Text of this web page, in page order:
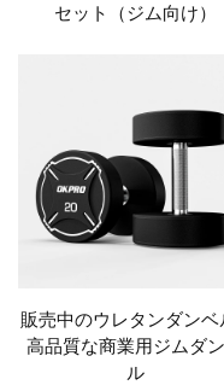
セット（ジム向け）
販売中のウレタンダンベ
高品質な商業用ジムダ
ル